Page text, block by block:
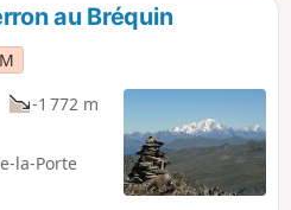
au Bréquin
-1 772 m
la-Porte